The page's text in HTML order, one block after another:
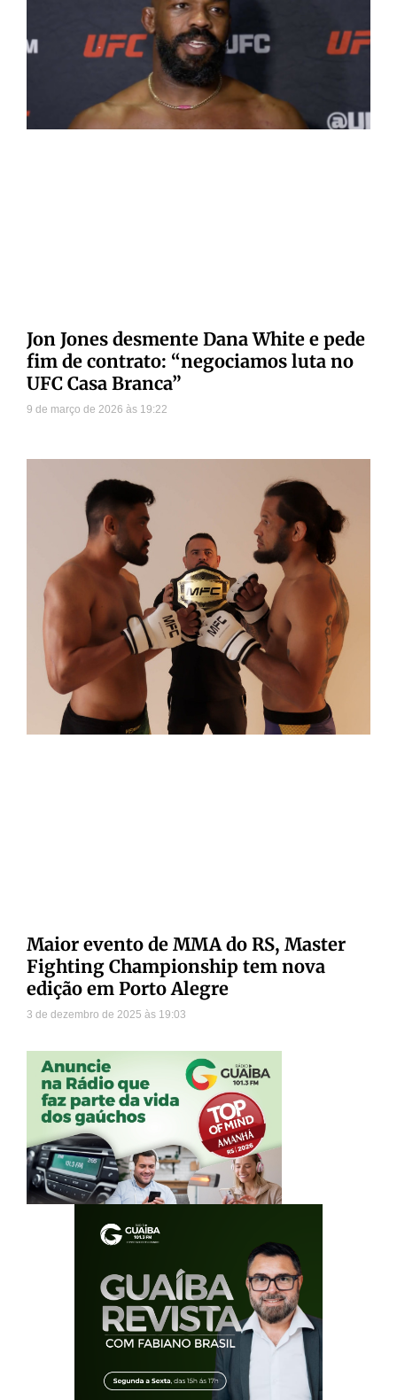
Jon Jones desmente Dana White e pede
fim de contrato: “negociamos luta no
UFC Casa Branca”
9 de março de 2026 19:22
Maior evento de MMA do RS, Master
Fighting Championship tem nova
edição em Porto Alegre
3 de dezembro de 2025 19:03